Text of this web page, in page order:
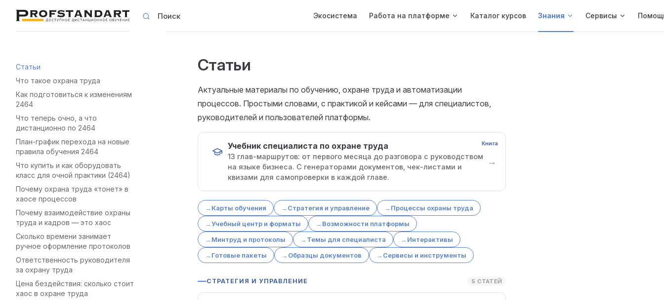
Skip to content Поиск Экосистема Работа на платформе Каталог курсов Знания Сервисы
Статьи
Что такое охрана труда
Как подготовиться к изменениям
2464
Что теперь очно, а что
дистанционно по 2464
План-график перехода на новые
правила обучения 2464
Что купить и как оборудовать
класс для очной практики (2464)
Почему охрана труда «тонет» в
хаосе процессов
Почему взаимодействие охраны
труда и кадров — это хаос
Сколько времени занимает
ручное оформление протоколов
Ответственность руководителя
за охрану труда
Цена бездействия: сколько стоит
хаос в охране труда
Статьи
Актуальные материалы по обучению, охране труда и автоматизации
процессов. Простыми словами, с практикой и кейсами — для специалистов,
руководителей и пользователей платформы.
Книга
Учебник специалиста по охране труда
13 глав-маршрутов: от первого месяца до разговора с руководством
на языке бизнеса. С генераторами документов, чек-листами и
квизами для самопроверки в каждой главе.
→
Карты обучения Стратегия и управление
Процессы охраны труда
Учебный центр и форматы
Возможности платформы
Минтруд и протоколы
Темы для специалиста
Интерактивы
Готовые пакеты
Образцы документов Сервисы и инструменты
СТРАТЕГИЯ И УПРАВЛЕНИЕ 5 СТАТЕЙ